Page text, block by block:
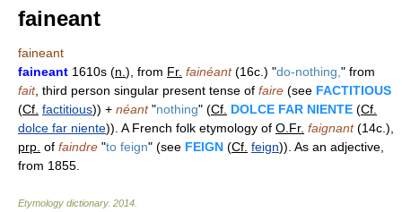
faineant
faineant
faineant 1610s (n. ), from Fr. fainéant(16c.) "do-nothing, " from
fait, third person singular present tense of faire (see FACTITIOUS
(Cf. factitious)) + néant"nothing" (Cf. DOLCE FAR NIENTE (Cf.
dolce far niente)). A French folk etymology of O.Fr. faignant(14c.),
prp. of faindre "to feign" (see FEIGN (Cf. feign)). As an adjective,
from 1855.
Etymology dictionary. 2014